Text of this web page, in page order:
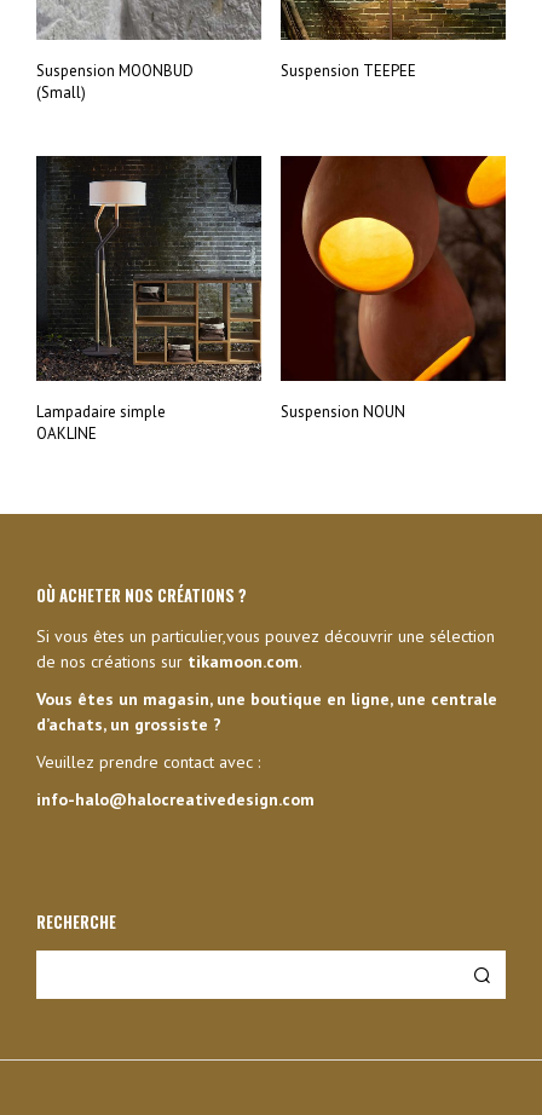
Suspension MOONBUD
(Small)
Suspension TEEPEE
Lampadaire simple
OAKLINE
Suspension NOUN
OÙ ACHETER NOS CRÉATIONS ?
Si vous êtes un particulier,vous pouvez découvrir une sélection
de nos créations sur tikamoon.com.
Vous êtes un magasin, une boutique en ligne, une centrale
d’achats, un grossiste ?
Veuillez prendre contact avec :
info-halo@halocreativedesign.com
RECHERCHE